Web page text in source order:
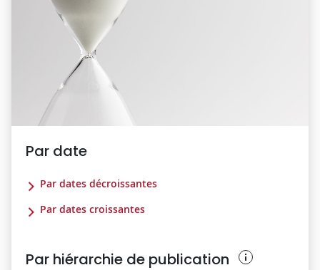
Par date
Par dates décroissantes
Par dates croissantes
Par hiérarchie de publication